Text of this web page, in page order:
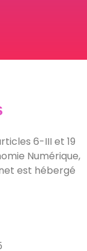
6-III et 19
Numérique,
est hébergé